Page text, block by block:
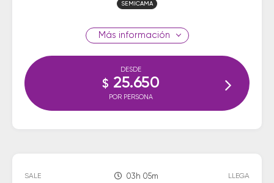
SEMICAMA
información
DESDE
$ 25.650
POR PERSONA
SALE 03h 05m LLEGA